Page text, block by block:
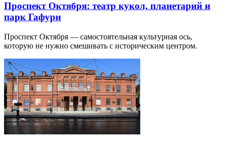
Проспект Октября: театр кукол, планетарий и
парк Гафури
Проспект Октября — самостоятельная культурная ось,
которую не нужно смешивать с историческим центром.